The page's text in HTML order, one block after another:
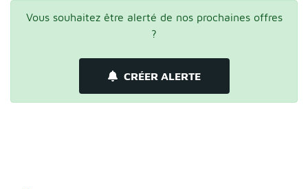
Vous souhaitez être alerté de nos prochaines offres
?
CRÉER ALERTE